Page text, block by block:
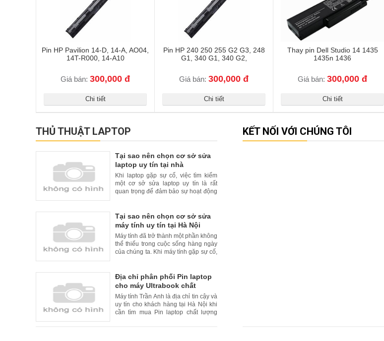
Pin HP Pavilion 14-D, 14-A, AO04,
14T-R000, 14-A10
Giá bán: 300,000 đ
Chi tiết
Pin HP 240 250 255 G2 G3, 248
G1, 340 G1, 340 G2,
Giá bán: 300,000 đ
Chi tiết
Thay pin Dell Studio 14 1435
1435n 1436
Giá bán: 300,000 đ
Chi tiết
THỦ THUẬT LAPTOP
Tại sao nên chọn cơ sở sửa
laptop uy tín tại nhà
Khi laptop gặp sự cố, việc tìm kiếm
một cơ sở sửa laptop uy tín là rất
quan trọng để đảm bảo sự hoạt động
tiện lợi cho khách hàng, nhiều cơ sở
sửa laptop uy tín đã cung cấp dịch vụ
sửa chữa tại nhà. Trong bài viết này,
chúng
Tại sao nên chọn cơ sở sửa
máy tính uy tín tại Hà Nội
Máy tính đã trở thành một phần không
thể thiếu trong cuộc sống hàng ngày
của chúng ta. Khi máy tính gặp sự cố,
nhiều cơ sở sửa máy tính uy tín và
chất lượng. Trong bài viết này, chúng
tôi xin giới thiệu lý do nên chọn cơ
Địa chỉ phân phối Pin laptop
cho máy Ultrabook chất
lượng cao và uy tín tại Hà Nội
Máy tính Trần Anh là địa chỉ tin cậy và
uy tín cho khách hàng tại Hà Nội khi
cần tìm mua Pin laptop chất lượng
KẾT NỐI VỚI CHÚNG TÔI